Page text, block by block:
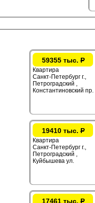
59355 тыс.Р
Квартира
Санкт-Петербург г.,
Петроградский ,
Константиновский пр.
19410 тыс.Р
Квартира
Санкт-Петербург г.,
Петроградский ,
Куйбышева ул.
17461 тыс.Р